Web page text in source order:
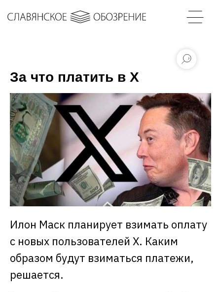
За что платить в Х
Илон Маск планирует взимать оплату
с новых пользователей X. Каким
образом будут взиматься платежи,
решается.